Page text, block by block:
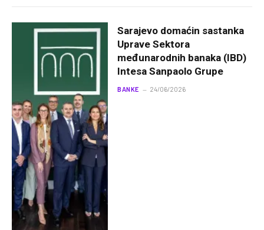
Sarajevo domaćin sastanka
Uprave Sektora
međunarodnih banaka (IBD)
Intesa Sanpaolo Grupe
BANKE 24/06/2026